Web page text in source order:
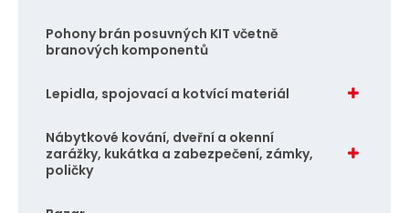
Pohony brán posuvných KIT včetně
branových komponentů
Lepidla, spojovací a kotvící materiál
Nábytkové kování, dveřní a okenní
zarážky, kukátka a zabezpečení, zámky,
poličky